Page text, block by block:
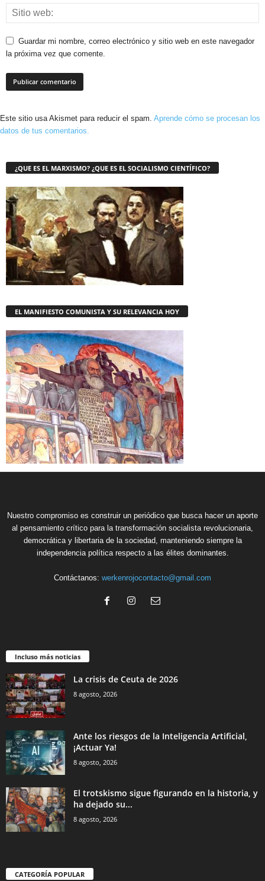
Guardar mi nombre, correo electrónico y sitio web en este navegador
la próxima vez que comente.
Este sitio usa Akismet para reducir el spam. Aprende cómo se procesan los
datos de tus comentarios.
¿QUE ES EL MARXISMO? ¿QUE ES EL SOCIALISMO CIENTÍFICO?
EL MANIFIESTO COMUNISTA Y SU RELEVANCIA HOY
Nuestro compromiso es construir un periódico que busca hacer un aporte
al pensamiento crítico para la transformación socialista revolucionaria,
democrática y libertaria de la sociedad, manteniendo siempre la
independencia política respecto a las élites dominantes.
Contáctanos: werkenrojocontacto@gmail.com
Incluso más noticias
La crisis de Ceuta de 2026
8 agosto, 2026
Ante los riesgos de la Inteligencia Artificial,
¡Actuar Ya!
8 agosto, 2026
El trotskismo sigue figurando en la historia, y
ha dejado su...
8 agosto, 2026
CATEGORÍA POPULAR